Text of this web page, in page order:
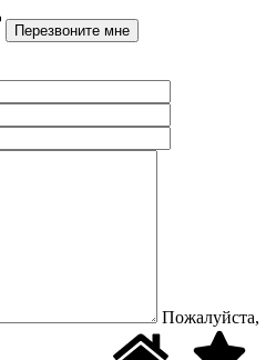
Пожалуйста,